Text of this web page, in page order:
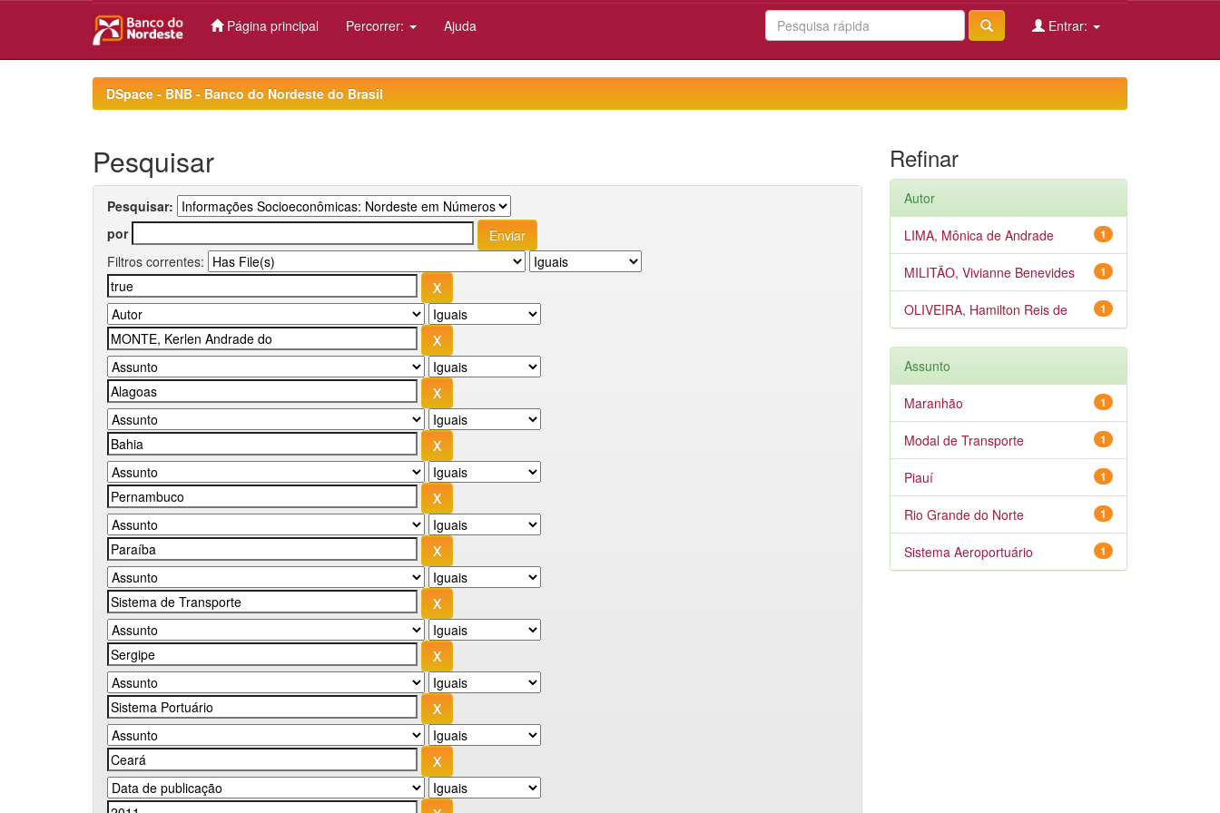
Página principal Percorrer: Ajuda Entrar:
DSpace - BNB - Banco do Nordeste do Brasil
Pesquisar
Pesquisar:
por
Filtros correntes:
Refinar
Autor
1
LIMA, Mônica de Andrade
1
MILITÃO, Vivianne Benevides
1
OLIVEIRA, Hamilton Reis de
Assunto
1
Maranhão
1
Modal de Transporte
1
Piauí
1
Rio Grande do Norte
1
Sistema Aeroportuário